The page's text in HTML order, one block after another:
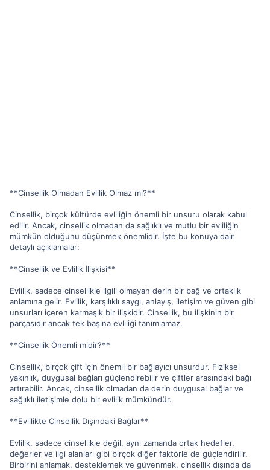
**Cinsellik Olmadan Evlilik Olmaz mı?**
Cinsellik, birçok kültürde evliliğin önemli bir unsuru olarak kabul
edilir. Ancak, cinsellik olmadan da sağlıklı ve mutlu bir evliliğin
mümkün olduğunu düşünmek önemlidir. İşte bu konuya dair
detaylı açıklamalar:
**Cinsellik ve Evlilik İlişkisi**
Evlilik, sadece cinsellikle ilgili olmayan derin bir bağ ve ortaklık
anlamına gelir. Evlilik, karşılıklı saygı, anlayış, iletişim ve güven gibi
unsurları içeren karmaşık bir ilişkidir. Cinsellik, bu ilişkinin bir
parçasıdır ancak tek başına evliliği tanımlamaz.
**Cinsellik Önemli midir?**
Cinsellik, birçok çift için önemli bir bağlayıcı unsurdur. Fiziksel
yakınlık, duygusal bağları güçlendirebilir ve çiftler arasındaki bağı
artırabilir. Ancak, cinsellik olmadan da derin duygusal bağlar ve
sağlıklı iletişimle dolu bir evlilik mümkündür.
**Evlilikte Cinsellik Dışındaki Bağlar**
Evlilik, sadece cinsellikle değil, aynı zamanda ortak hedefler,
değerler ve ilgi alanları gibi birçok diğer faktörle de güçlendirilir.
Birbirini anlamak, desteklemek ve güvenmek, cinsellik dışında da